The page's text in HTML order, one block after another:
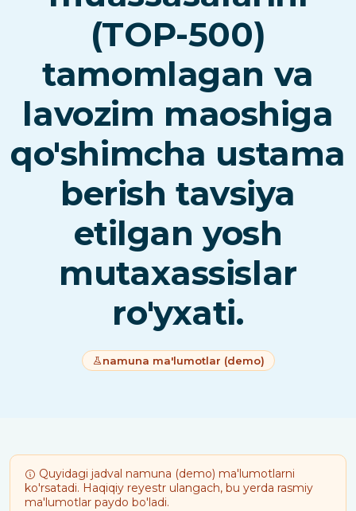
(TOP-500)
tamomlagan va
lavozim maoshiga
qo'shimcha ustama
berish tavsiya
etilgan yosh
mutaxassislar
ro'yxati.
namuna ma'lumotlar (demo)
Quyidagi jadval namuna (demo) ma'lumotlarni
ko'rsatadi. Haqiqiy reyestr ulangach, bu yerda rasmiy
ma'lumotlar paydo bo'ladi.